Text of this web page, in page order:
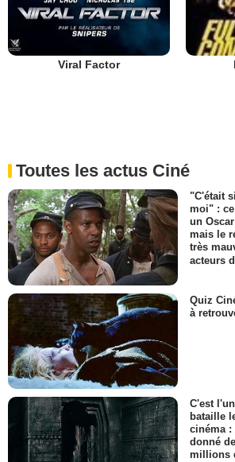
Viral Factor
Toutes les actus Ciné
"C'était
moi" :
un
mais le
très
acteurs
Quiz
à
C'est
bataille
cinéma :
donné
millions